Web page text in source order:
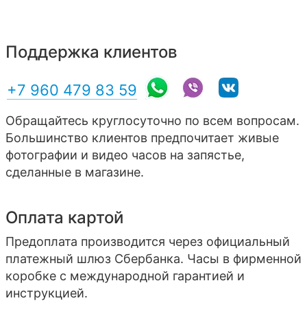
Поддержка клиентов
+7 960 479 83 59
Обращайтесь круглосуточно по всем вопросам.
Большинство клиентов предпочитает живые
фотографии и видео часов на запястье,
сделанные в магазине.
Оплата картой
Предоплата производится через официальный
платежный шлюз Сбербанка. Часы в фирменной
коробке с международной гарантией и
инструкцией.